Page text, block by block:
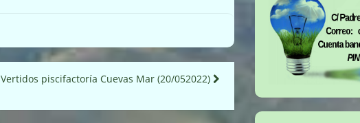
Vertidos piscifactoría Cuevas Mar (20/052022)